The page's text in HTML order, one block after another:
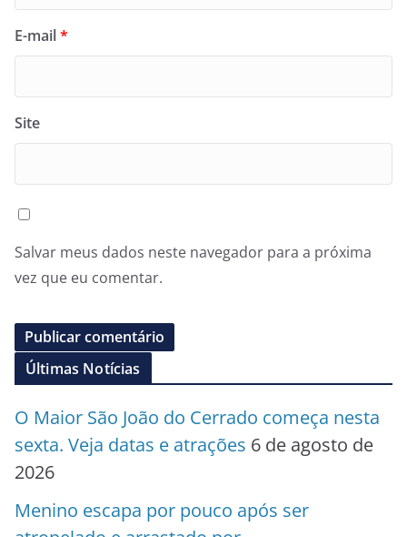
E-mail*
Site
Salvar meus dados neste navegador para a próxima
vez que eu comentar.
Últimas Notícias
O Maior São João do Cerrado começa nesta
sexta. Veja datas e atrações 6 de agosto de
2026
Menino escapa por pouco após ser